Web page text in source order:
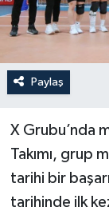
Paylaş
X Grubu’nda
Takımı, grup
tarihi bir
tarihinde ilk